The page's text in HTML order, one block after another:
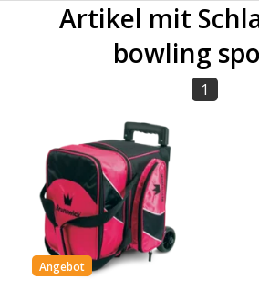
Artikel mit
bowling
1
Angebot